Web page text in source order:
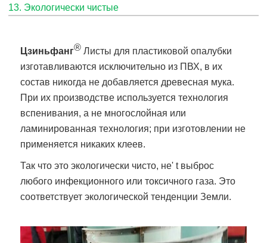
13. Экологически чистые
Цзиньфанг® Листы для пластиковой опалубки
изготавливаются исключительно из ПВХ, в их
состав никогда не добавляется древесная мука.
При их производстве используется технология
вспенивания, а не многослойная или
ламинированная технология; при изготовлении не
применяется никаких клеев.
Так что это экологически чисто, не' t выброс
любого инфекционного или токсичного газа. Это
соответствует экологической тенденции Земли.